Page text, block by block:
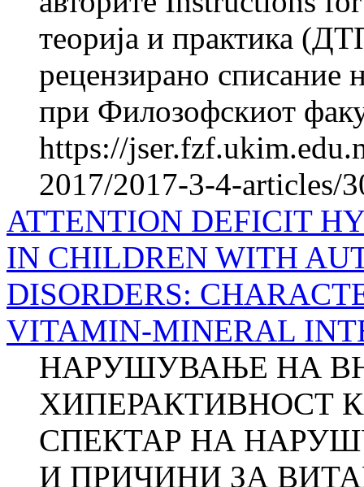
теорија и практика
рецензирано списание
при Филозофскиот
https://
2017/2017-3-4-articles/
ATTENTION DEFICIT
IN CHILDREN WITH
DISORDERS:
VITAMIN-MINERAL
НАРУШУВАЊЕ НА
ХИПЕРАКТИВНОСТ
СПЕКТАР НА
И ПРИЧИНИ ЗА